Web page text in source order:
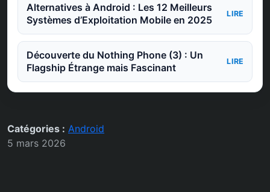
Alternatives à Android : Les 12 Meilleurs
Systèmes d’Exploitation Mobile en 2025
LIRE
Découverte du Nothing Phone (3) : Un
Flagship Étrange mais Fascinant
LIRE
Catégories : Android
5 mars 2026